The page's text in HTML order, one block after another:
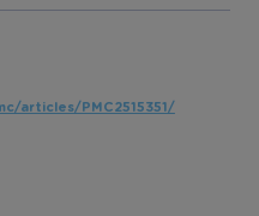
articles/PMC2515351/